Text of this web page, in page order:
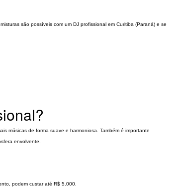
são possíveis com um DJ profissional em Curitiba (Paraná) e se
músicas de forma suave e harmoniosa. Também é importante
envolvente.
podem custar até R$ 5.000.